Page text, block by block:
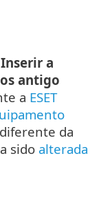
Inserir a
antigo
a ESET
da
sido alterada